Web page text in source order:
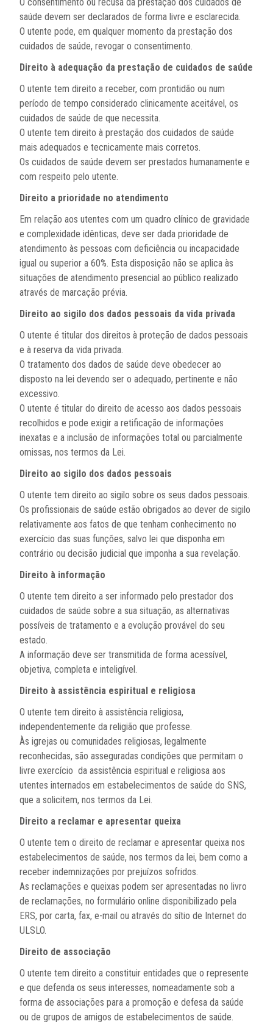
O consentimento ou recusa da prestação dos cuidados de
saúde devem ser declarados de forma livre e esclarecida.
O utente pode, em qualquer momento da prestação dos
cuidados de saúde, revogar o consentimento.
Direito à adequação da prestação de cuidados de saúde
O utente tem direito a receber, com prontidão ou num
período de tempo considerado clinicamente aceitável, os
cuidados de saúde de que necessita.
O utente tem direito à prestação dos cuidados de saúde
mais adequados e tecnicamente mais corretos.
Os cuidados de saúde devem ser prestados humanamente e
com respeito pelo utente.
Direito a prioridade no atendimento
Em relação aos utentes com um quadro clínico de gravidade
e complexidade idênticas, deve ser dada prioridade de
atendimento às pessoas com deficiência ou incapacidade
igual ou superior a 60%. Esta disposição não se aplica às
situações de atendimento presencial ao público realizado
através de marcação prévia.
Direito ao sigilo dos dados pessoais da vida privada
O utente é titular dos direitos à proteção de dados pessoais
e à reserva da vida privada.
O tratamento dos dados de saúde deve obedecer ao
disposto na lei devendo ser o adequado, pertinente e não
excessivo.
O utente é titular do direito de acesso aos dados pessoais
recolhidos e pode exigir a retificação de informações
inexatas e a inclusão de informações total ou parcialmente
omissas, nos termos da Lei.
Direito ao sigilo dos dados pessoais
O utente tem direito ao sigilo sobre os seus dados pessoais.
Os profissionais de saúde estão obrigados ao dever de sigilo
relativamente aos fatos de que tenham conhecimento no
exercício das suas funções, salvo lei que disponha em
contrário ou decisão judicial que imponha a sua revelação.
Direito à informação
O utente tem direito a ser informado pelo prestador dos
cuidados de saúde sobre a sua situação, as alternativas
possíveis de tratamento e a evolução provável do seu
estado.
A informação deve ser transmitida de forma acessível,
objetiva, completa e inteligível.
Direito à assistência espiritual e religiosa
O utente tem direito à assistência religiosa,
independentemente da religião que professe.
Às igrejas ou comunidades religiosas, legalmente
reconhecidas, são asseguradas condições que permitam o
livre exercício da assistência espiritual e religiosa aos
utentes internados em estabelecimentos de saúde do SNS,
que a solicitem, nos termos da Lei.
Direito a reclamar e apresentar queixa
O utente tem o direito de reclamar e apresentar queixa nos
estabelecimentos de saúde, nos termos da lei, bem como a
receber indemnizações por prejuízos sofridos.
As reclamações e queixas podem ser apresentadas no livro
de reclamações, no formulário online disponibilizado pela
ERS, por carta, fax, e-mail ou através do sítio de Internet do
ULSLO.
Direito de associação
O utente tem direito a constituir entidades que o represente
e que defenda os seus interesses, nomeadamente sob a
forma de associações para a promoção e defesa da saúde
ou de grupos de amigos de estabelecimentos de saúde.